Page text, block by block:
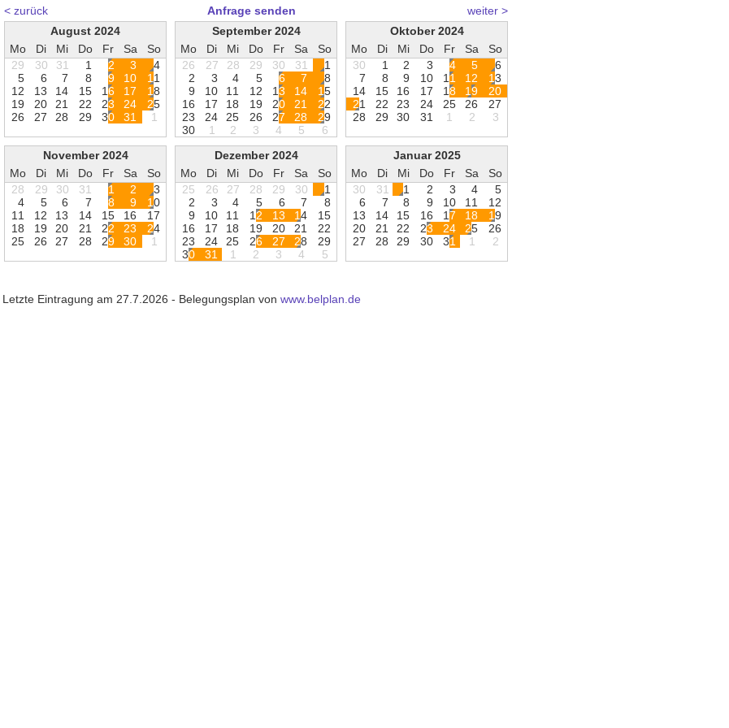
< zurück Anfrage senden
weiter >
August 2024
Mo
Di Mi Do Fr Sa
So
29
30 31 1 2 3
4
5
6 7 8 9 10 11
1 2 13 14 15 16 17 18
19 20 21 22 23 24 25
26 27 28 29 30 31 1
September 2024
Mo
Di Mi Do Fr Sa
So
26
27 28 29 30 31
1
2
3 4 5 6 7
8
9
10 1 1 1 2 13 14 15
16 17 18 19 20 21 22
23 24 25 26 27 28 29
30 1 2 3 4 5 6
Oktober 2024
Mo
Di Mi Do Fr Sa
So
30
1 2 3 4 5
6
7
8 9 10 11 1 2 13
14 15 16 17 18 19 20
21 22 23 24 25 26 27
28 29 30 31 1 2 3
November 2024
Mo
Di Mi Do Fr Sa
So
28
29 30 31 1 2
3
4
5 6 7 8 9 10
1 1 1 2 13 14 15 16 17
18 19 20 21 22 23 24
25 26 27 28 29 30 1
Dezember 2024
Mo
Di Mi Do Fr Sa
So
25
26 27 28 29 30
1
2
3 4 5 6 7
8
9
10 1 1 12 13 14 15
16 17 18 19 20 21 22
23 24 25 26 27 28 29
30 31 1 2 3 4 5
Januar 2025
Mo
Di Mi Do Fr Sa
So
30
31 1 2 3 4
5
6
7 8 9 10 1 1 1 2
13 14 15 16 17 18 19
20 21 22 23 24 25 26
27 28 29 30 31 1 2
Letzte Eintragung am 27.7.2026 - Belegungsplan von www.belplan.de